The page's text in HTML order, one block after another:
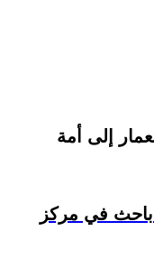
إلى أمة
في مركز